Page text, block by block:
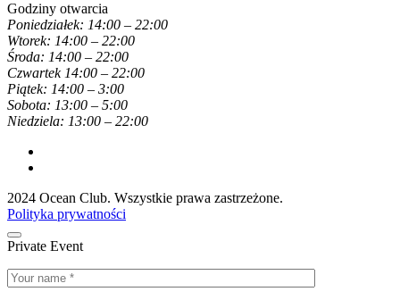
Godziny otwarcia
Poniedziałek: 14:00 – 22:00
Wtorek: 14:00 – 22:00
Środa: 14:00 – 22:00
Czwartek 14:00 – 22:00
Piątek: 14:00 – 3:00
Sobota: 13:00 – 5:00
Niedziela: 13:00 – 22:00
2024 Ocean Club. Wszystkie prawa zastrzeżone.
Polityka prywatności
Private Event